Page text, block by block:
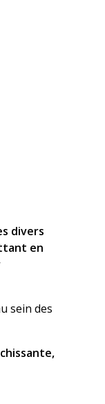
divers
en
sein des